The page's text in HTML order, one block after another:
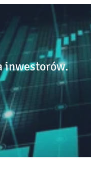
inwestorów.